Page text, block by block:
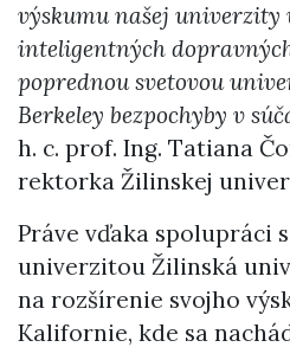
výskumu našej univerzity
inteligentných
poprednou svetovou
Berkeley bezpochyby v
h. c. prof. Ing. Tatiana
rektorka Žilinskej
Práve vďaka spolupráci
univerzitou Žilinská
na rozšírenie svojho
Kalifornie, kde sa